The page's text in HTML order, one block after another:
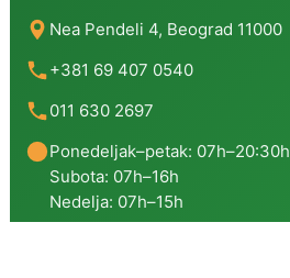
Nea Pendeli 4, Beograd 11000
+381 69 407 0540
011 630 2697
Ponedeljak–petak: 07h–20:30h
Subota: 07h–16h
Nedelja: 07h–15h